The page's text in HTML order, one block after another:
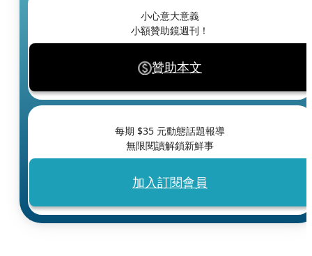
小心意大意義
小額贊助鏡週刊！
贊助本文
每期 $35 元動態話題報導
無限閱讀解鎖新鮮事
加入訂閱會員